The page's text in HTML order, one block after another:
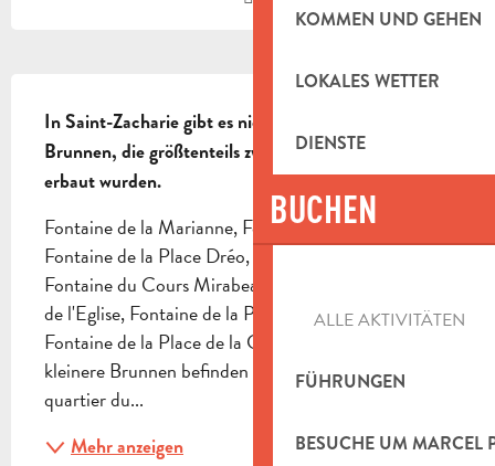
KOMMEN UND GEHEN
LOKALES WETTER
DIENSTE
BUCHEN
ALLE AKTIVITÄTEN
FÜHRUNGEN
BESUCHE UM MARCEL
In Saint-Zacharie gibt es nicht weniger als 16
Brunnen, die größtenteils zwischen 1838 und 1848
erbaut wurden.
Fontaine de la Marianne, Fontaine du Lion d'Or,
Fontaine de la Place Dréo, Fontaine Saint-Roch,
Fontaine du Cours Mirabeau, Fontaine de la Place
de l'Eglise, Fontaine de la Place de Maintenance,
Fontaine de la Place de la Céramique. Weitere
kleinere Brunnen befinden sich in den Vierteln
quartier du...
Mehr anzeigen